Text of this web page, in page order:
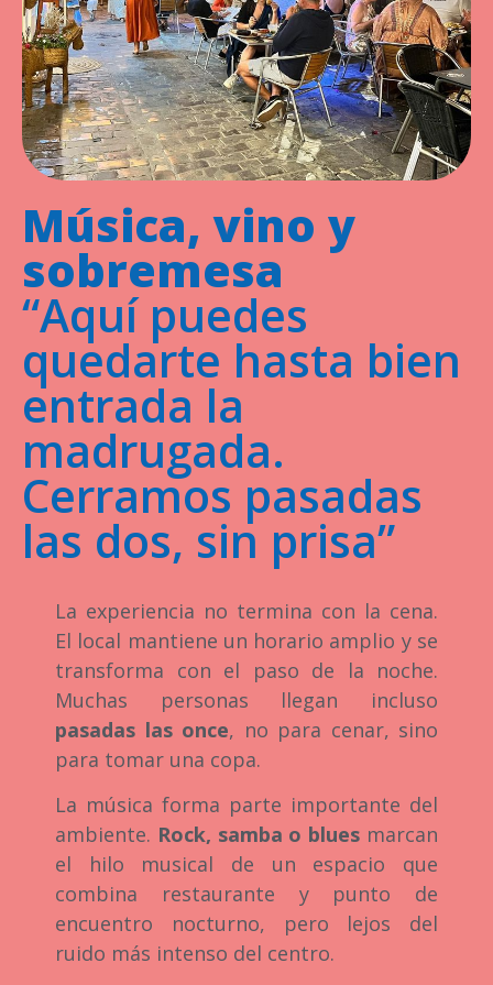
Música, vino y
sobremesa
“Aquí puedes
quedarte hasta bien
entrada la
madrugada.
Cerramos pasadas
las dos, sin prisa”
La experiencia no termina con la cena.
El local mantiene un horario amplio y se
transforma con el paso de la noche.
Muchas personas llegan incluso
pasadas las once, no para cenar, sino
para tomar una copa.
La música forma parte importante del
ambiente. Rock, samba o blues marcan
el hilo musical de un espacio que
combina restaurante y punto de
encuentro nocturno, pero lejos del
ruido más intenso del centro.